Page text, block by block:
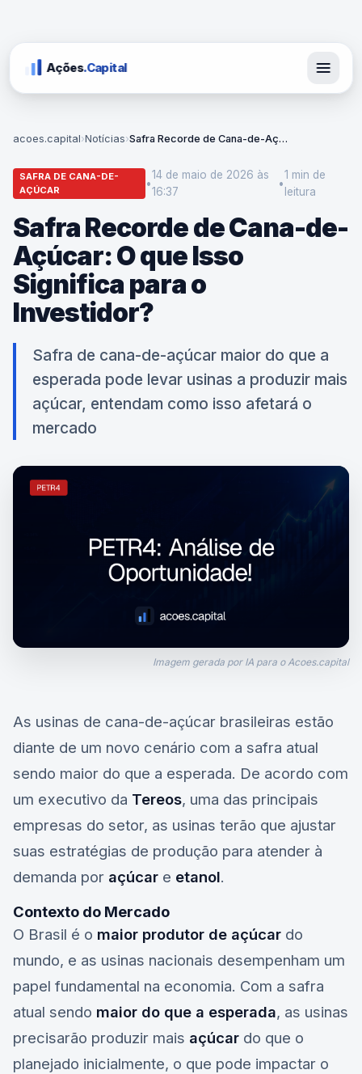
Ações.Capital
acoes.capital›Notícias› Safra Recorde de Cana-de-Açúcar: O que Isso Significa para o Investidor?
SAFRA DE CANA-DE-
AÇÚCAR
•
14 de maio de 2026 às
16:37
•
1 min de
leitura
Safra Recorde de Cana-de-
Açúcar: O que Isso
Significa para o
Investidor?
Safra de cana-de-açúcar maior do que a
esperada pode levar usinas a produzir mais
açúcar, entendam como isso afetará o
mercado
Imagem gerada por IA para o Acoes.capital
As usinas de cana-de-açúcar brasileiras estão
diante de um novo cenário com a safra atual
sendo maior do que a esperada. De acordo com
um executivo da Tereos, uma das principais
empresas do setor, as usinas terão que ajustar
suas estratégias de produção para atender à
demanda por açúcar e etanol.
Contexto do Mercado
O Brasil é o maior produtor de açúcar do
mundo, e as usinas nacionais desempenham um
papel fundamental na economia. Com a safra
atual sendo maior do que a esperada, as usinas
precisarão produzir mais açúcar do que o
planejado inicialmente, o que pode impactar o